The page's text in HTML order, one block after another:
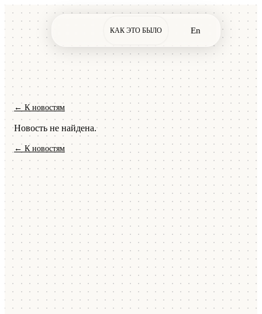
КАК ЭТО БЫЛО En
← К новостям
Новость не найдена.
← К новостям